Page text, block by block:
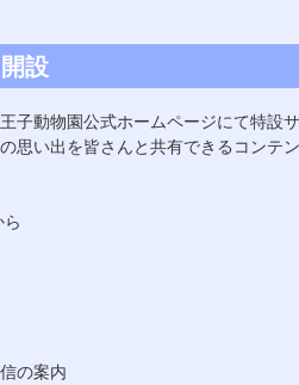
設
子動物園公式ホームページにて特設
思い出を皆さんと共有できるコンテ
の案内